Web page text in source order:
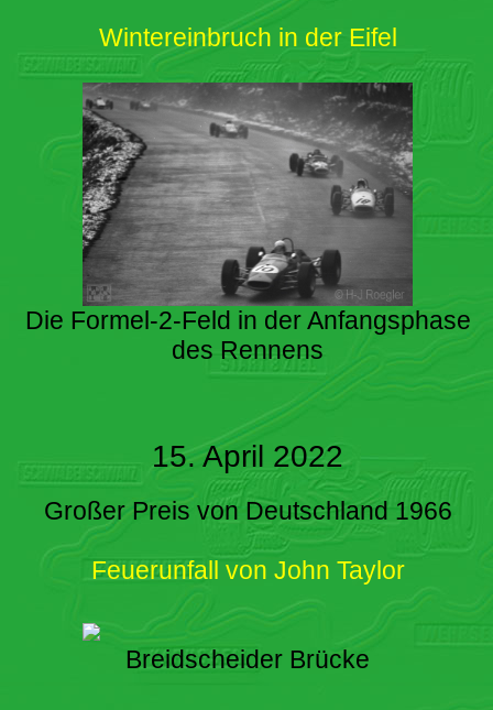
Wintereinbruch in der Eifel
Die Formel-2-Feld in der Anfangsphase
des Rennens
15. April 2022
Großer Preis von Deutschland 1966
Feuerunfall von John Taylor
Breidscheider Brücke